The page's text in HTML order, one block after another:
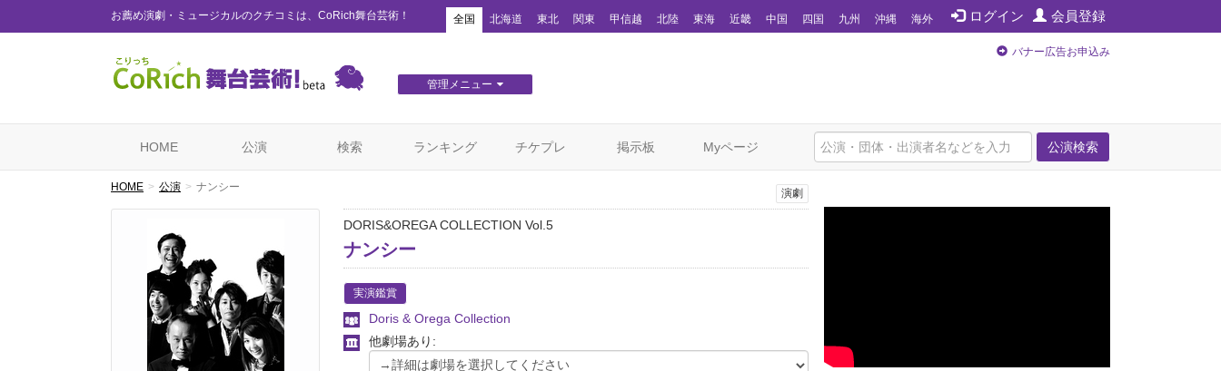
お薦め演劇・ミュージカルのクチコミは、CoRich舞台芸術！ ログイン 会員登録
全国 北海道 東北 関東 甲信越 北陸 東海 近畿 中国 四国 九州 沖縄 海外
管理メニュー
バナー広告お申込み
公演検索
HOME 公演 検索 ランキング チケプレ 掲示板 Myページ
HOME 公演 ナンシー 演劇
DORIS&OREGA COLLECTION Vol.5
ナンシー
実演鑑賞
Doris & Orega Collection
他劇場あり: